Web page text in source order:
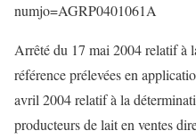
numjo=AGRP0401061A
Arrêté du 17 mai 2004 relatif à
référence prélevées en
avril 2004 relatif à la
producteurs de lait en ventes